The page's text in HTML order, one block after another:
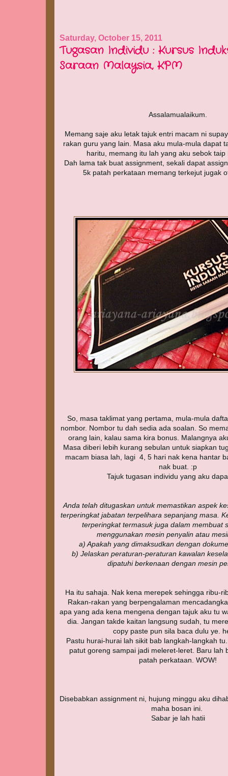
Saturday, October 15, 2011
Tugasan Individu : Kursus
Saraan Malaysia, KPM
Assalamualaikum.
Memang saje aku letak tajuk entri macam ni
rakan guru yang lain. Masa aku mula-mula dapat
haritu, memang itu lah yang aku sebok taip
Dah lama tak buat assignment, sekali dapat
5k patah perkataan memang terkejut jugak
So, masa taklimat yang pertama, mula-mula
nombor. Nombor tu dah sedia ada soalan. So
orang lain, kalau sama kira bonus. Malangnya
Masa diberi lebih kurang sebulan untuk siapkan
macam biasa lah, lagi 4, 5 hari nak kena hantar
nak buat. :p
Tajuk tugasan individu yang aku
Anda telah ditugaskan untuk memastikan aspek
terperingkat jabatan terpelihara sepanjang masa.
terperingkat termasuk juga dalam membuat
menggunakan mesin penyalin atau
a) Apakah yang dimaksudkan dengan
b) Jelaskan peraturan-peraturan kawalan
dipatuhi berkenaan dengan mesin
Ha itu sahaja. Nak kena merepek sehingga ribu-
Rakan-rakan yang berpengalaman
apa yang ada kena mengena dengan tajuk aku tu
dia. Jangan takde kaitan langsung sudah, tu
copy paste pun sila baca dulu ye.
Pastu hurai-hurai lah sikit bab langkah-langkah
patut goreng sampai jadi meleret-leret. Baru lah
patah perkataan. WOW!
Disebabkan assignment ni, hujung minggu aku
maha bosan ini.
Sabar je lah hatii